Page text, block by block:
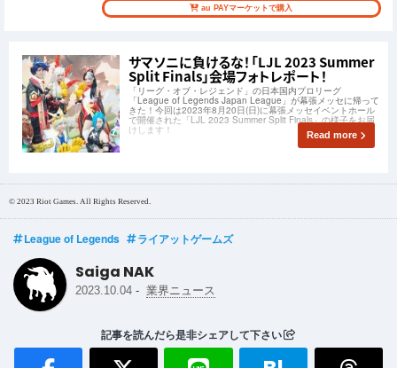
au PAYマーケットで購入
サマソニに負けるな！「LJL 2023 Summer
Split Finals」会場フォトレポート！
「リーグ・オブ・レジェンド」の日本国内プロリーグ
「League of Legends Japan League」が幕張メッセに帰って
きた！今回は2023年8月20日(日)に幕張メッセイベントホール
で開催された「LJL 2023 Summer Split Finals」の様子をお届
けします！ Read more
© 2023 Riot Games. All Rights Reserved.
League of Legends ライアットゲームズ
Saiga NAK
2023.10.04 - 業界ニュース
記事を読んだら是非シェアして下さい